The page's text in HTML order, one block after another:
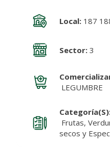
Local:187
Sector:3
LEGUMBRE
Frutas,
secos y